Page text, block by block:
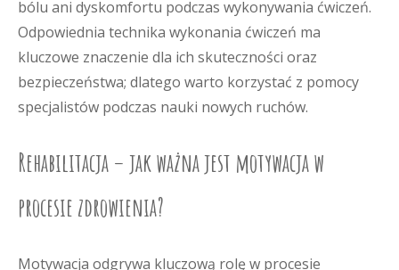
bólu ani dyskomfortu podczas wykonywania ćwiczeń.
Odpowiednia technika wykonania ćwiczeń ma
kluczowe znaczenie dla ich skuteczności oraz
bezpieczeństwa; dlatego warto korzystać z pomocy
specjalistów podczas nauki nowych ruchów.
Rehabilitacja – jak ważna jest motywacja w
procesie zdrowienia?
Motywacja odgrywa kluczową rolę w procesie